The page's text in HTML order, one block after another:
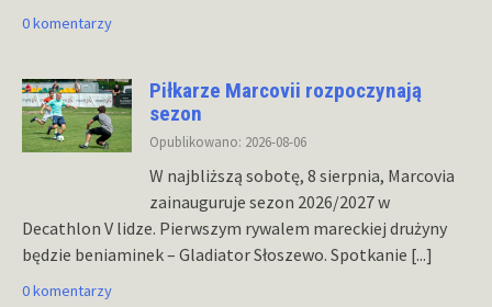
0 komentarzy
Piłkarze Marcovii rozpoczynają
sezon
Opublikowano: 2026-08-06
W najbliższą sobotę, 8 sierpnia, Marcovia
zainauguruje sezon 2026/2027 w
Decathlon V lidze. Pierwszym rywalem mareckiej drużyny
będzie beniaminek – Gladiator Słoszewo. Spotkanie [...]
0 komentarzy